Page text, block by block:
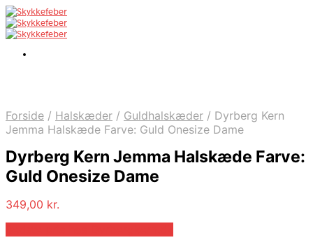
Forside / Halskæder / Guldhalskæder / Dyrberg Kern
Jemma Halskæde Farve: Guld Onesize Dame
Dyrberg Kern Jemma Halskæde Farve:
Guld Onesize Dame
349,00 kr.